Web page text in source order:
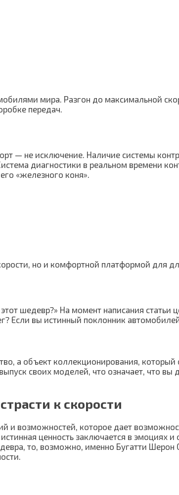
мира. Разгон до максимальной
передач.
— не исключение. Наличие системы
диагностики в реальном времени
«железного коня».
но и комфортной платформой для
шедевр?» На момент написания статьи
Если вы истинный поклонник
а объект коллекционирования,
своих моделей, что означает, что вы
к скорости
и возможностей, которое дает
ценность заключается в эмоциях
то, возможно, именно Бугатти Шерон